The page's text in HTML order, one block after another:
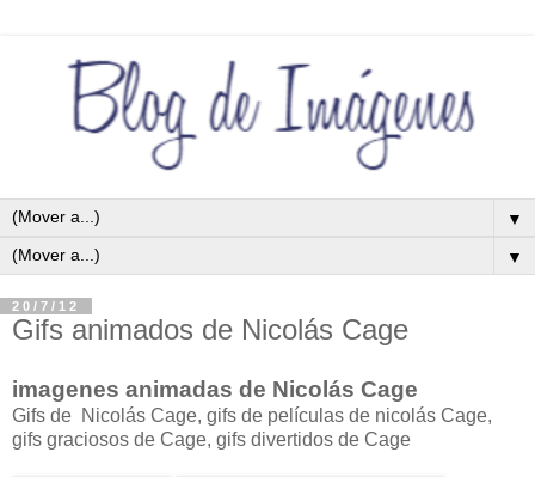
▼
▼
20/7/12
Gifs animados de Nicolás Cage
imagenes animadas de Nicolás Cage
Gifs de Nicolás Cage, gifs de películas de nicolás Cage,
gifs graciosos de Cage, gifs divertidos de Cage